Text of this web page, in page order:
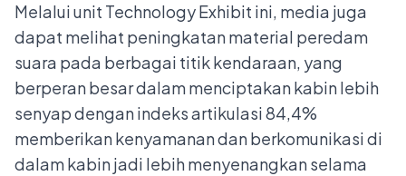
Melalui unit Technology Exhibit ini, media juga
dapat melihat peningkatan material peredam
suara pada berbagai titik kendaraan, yang
berperan besar dalam menciptakan kabin lebih
senyap dengan indeks artikulasi 84,4%
memberikan kenyamanan dan berkomunikasi di
dalam kabin jadi lebih menyenangkan selama